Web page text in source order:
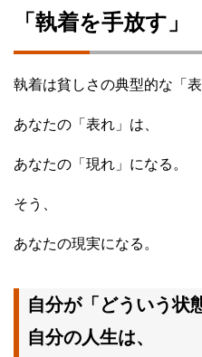
「執着を手放す」
執着は貧しさの典型的な「表
あなたの「表れ」は、
あなたの「現れ」になる。
そう、
あなたの現実になる。
自分が「どういう状
自分の人生は、